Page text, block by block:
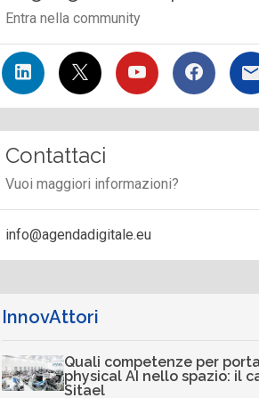
Entra nella community
Contattaci
Vuoi maggiori informazioni?
info@agendadigitale.eu
InnovAttori
Quali competenze per
physical AI nello spazio: il
Sitael